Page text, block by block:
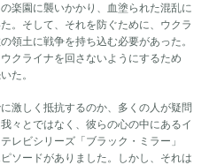
楽園に襲いかかり、血塗られた混乱に
。そして、それを防ぐために、ウクラ
領土に戦争を持ち込む必要があった。
クライナを回さないようにするため
た。
激しく抵抗するのか、多くの人が疑問
々とではなく、彼らの心の中にあるイ
レビシリーズ「ブラック・ミラー」
ソードがありました。しかし、それは